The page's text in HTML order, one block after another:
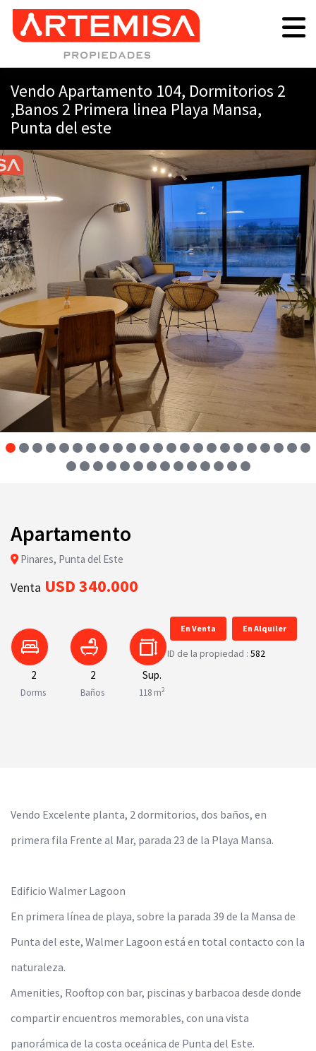
Vendo Apartamento 104, Dormitorios 2
,Banos 2 Primera linea Playa Mansa,
Punta del este
Apartamento
Pinares, Punta del Este
Venta USD 340.000
2
Dorms
2
Baños
Sup.
118 m2
En Venta En Alquiler
ID de la propiedad : 582
Vendo Excelente planta, 2 dormitorios, dos baños, en
primera fila Frente al Mar, parada 23 de la Playa Mansa.
Edificio Walmer Lagoon
En primera línea de playa, sobre la parada 39 de la Mansa de
Punta del este, Walmer Lagoon está en total contacto con la
naturaleza.
Amenities, Rooftop con bar, piscinas y barbacoa desde donde
compartir encuentros memorables, con una vista
panorámica de la costa oceánica de Punta del Este.